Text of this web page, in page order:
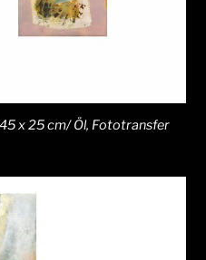
x 25 cm/ Öl, Fototransfer